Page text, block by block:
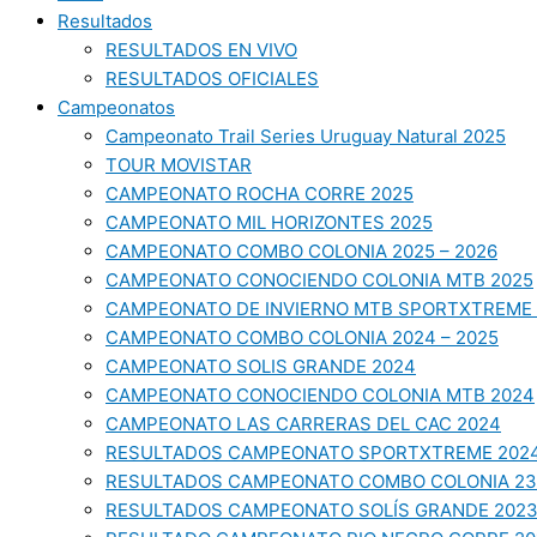
Resultados
RESULTADOS EN VIVO
RESULTADOS OFICIALES
Campeonatos
Campeonato Trail Series Uruguay Natural 2025
TOUR MOVISTAR
CAMPEONATO ROCHA CORRE 2025
CAMPEONATO MIL HORIZONTES 2025
CAMPEONATO COMBO COLONIA 2025 – 2026
CAMPEONATO CONOCIENDO COLONIA MTB 2025
CAMPEONATO DE INVIERNO MTB
CAMPEONATO COMBO COLONIA 2024 – 2025
CAMPEONATO SOLIS GRANDE 2024
CAMPEONATO CONOCIENDO COLONIA MTB 2024
CAMPEONATO LAS CARRERAS DEL CAC 2024
RESULTADOS CAMPEONATO SPORTXTREME
RESULTADOS CAMPEONATO COMBO COLONIA
RESULTADOS CAMPEONATO SOLÍS GRANDE 2023